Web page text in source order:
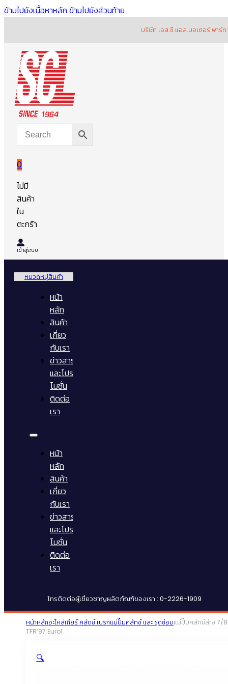
ข้ามไปยังเนื้อหาหลัก ข้ามไปยังส่วนท้าย
บริษัท เอส.ซี.แอล.มอเตอร์ พาร์ท จำกัด
0
ไม่มี
สินค้า
ใน
ตะกร้า
เข้าสู่ระบบ
หมวดหมู่สินค้า
หน้า
หลัก
สินค้า
เกี่ยว
กับเรา
ข่าวสาร
และโปร
โมชั่น
ติดต่อ
เรา
หน้า
หลัก
สินค้า
เกี่ยว
กับเรา
ข่าวสาร
และโปร
โมชั่น
ติดต่อ
เรา
โทรติดต่อผู้เชี่ยวชาญผลิตภัณฑ์ของเรา : 0-2226-1909
หน้าหลักอะไหล่เกียร์ คลัตช์ เบรกแม่ปั๊มคลัทช์ และ ชุดซ่อมแม่ปั๊มคลัทช์ล่าง 7/8
TFR’97 Euro1
🔍